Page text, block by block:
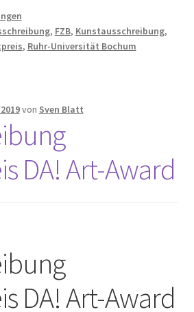
, FZB, Kunstausschreibung,
, Ruhr-Universität Bochum
von Sven Blatt
DA! Art-Award
DA! Art-Award